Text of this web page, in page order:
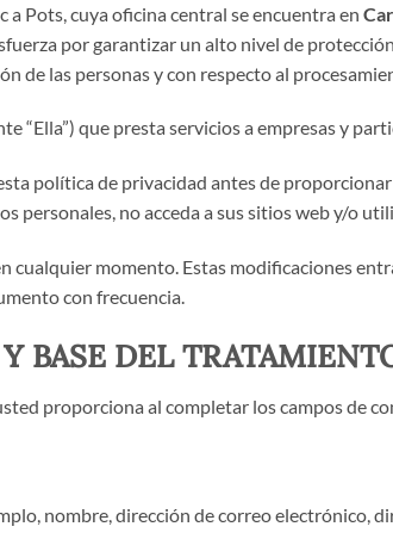
Pots, cuya oficina central se encuentra en
por garantizar un alto nivel de
de las personas y con respecto al
“Ella”) que presta servicios a empresas y
política de privacidad antes de
personales, no acceda a sus sitios web y/o
cualquier momento. Estas modificaciones
con frecuencia.
BASE DEL
proporciona al completar los campos de
nombre, dirección de correo electrónico,